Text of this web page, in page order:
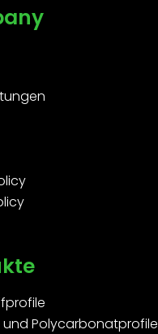
und Polycarbonatprofile